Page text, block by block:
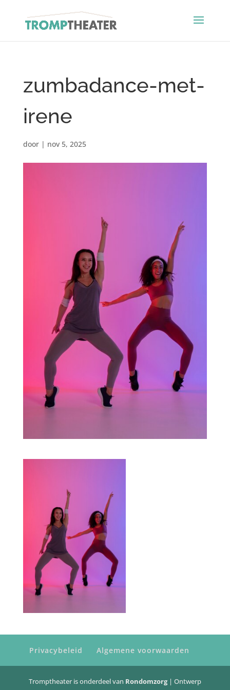
zumbadance-met-
irene
door | nov 5, 2025
Privacybeleid Algemene voorwaarden
Tromptheater is onderdeel van Rondomzorg | Ontwerp